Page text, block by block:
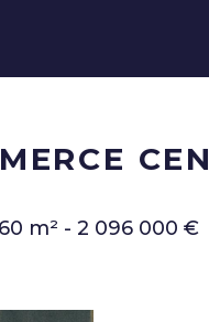
m² - 2 096 000 €